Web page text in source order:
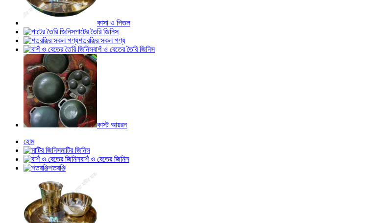
কাসা ও পিতল
পাটের তৈরি জিনিস
শতরঞ্জির সকল পণ্য
বাশঁ ও বেতের তৈরি জিনিস
কাস্ট আয়রন
হোম
মাটির জিনিস
বাশঁ ও বেতের জিনিস
শতরঞ্জি